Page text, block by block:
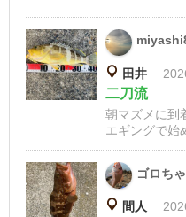
田井
二刀流
朝マズメに到
エギングで始
ゴロち
間人